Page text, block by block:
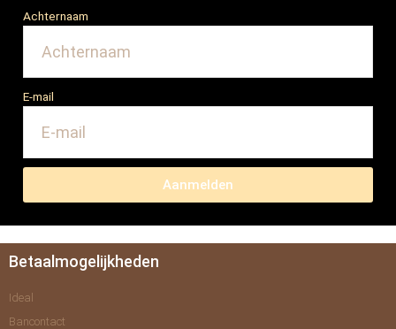
Achternaam
E-mail
Aanmelden
Betaalmogelijkheden
Ideal
Bancontact